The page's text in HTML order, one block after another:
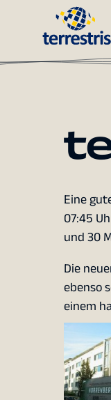
Eine
07:45
und 30
Die
ebenso
einem